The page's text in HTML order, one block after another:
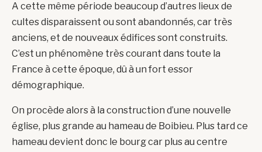
A cette même période beaucoup d’autres lieux de
cultes disparaissent ou sont abandonnés, car très
anciens, et de nouveaux édifices sont construits.
C’est un phénomène très courant dans toute la
France à cette époque, dû à un fort essor
démographique.
On procède alors à la construction d’une nouvelle
église, plus grande au hameau de Boibieu. Plus tard ce
hameau devient donc le bourg car plus au centre